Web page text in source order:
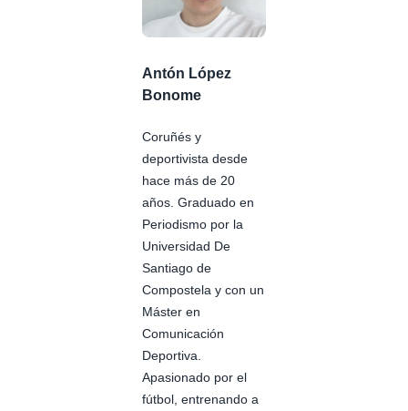
Antón López
Bonome
Coruñés y
deportivista desde
hace más de 20
años. Graduado en
Periodismo por la
Universidad De
Santiago de
Compostela y con un
Máster en
Comunicación
Deportiva.
Apasionado por el
fútbol, entrenando a